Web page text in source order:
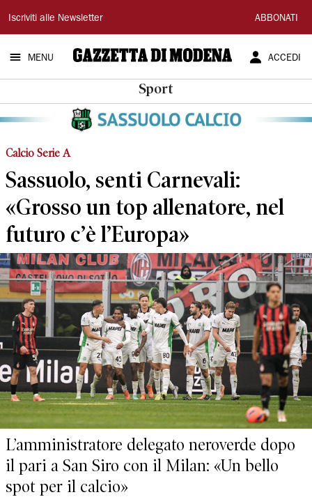
Gazzetta
di
Modena
Iscriviti alle Newsletter ABBONATI
MENU ACCEDI
Sport
Calcio Serie A
Sassuolo, senti Carnevali:
«Grosso un top allenatore, nel
futuro c’è l’Europa»
L’amministratore delegato neroverde dopo
il pari a San Siro con il Milan: «Un bello
spot per il calcio»